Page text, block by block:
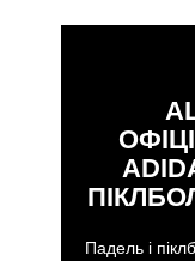
Падель і